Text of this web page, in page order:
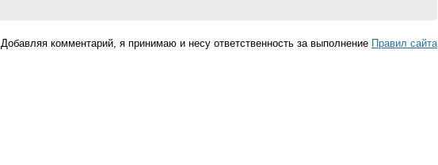
Добавляя комментарий, я принимаю и несу ответственность за выполнение Правил cайта